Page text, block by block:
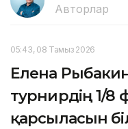
Авторлар
05:43, 08 Тамыз 2026
Елена
турнирдің 1/
қарсыласын